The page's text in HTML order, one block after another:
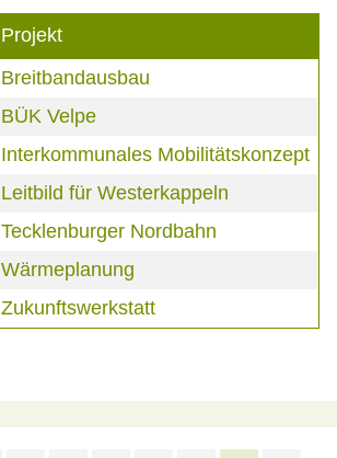
Projekt
Breitbandausbau
BÜK Velpe
Interkommunales Mobilitätskonzept
Leitbild für Westerkappeln
Tecklenburger Nordbahn
Wärmeplanung
Zukunftswerkstatt